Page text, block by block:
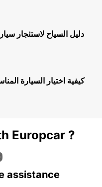
دليل السياح لاستئجار
كيفية اختيار السيارة
Europcar ?
assistance